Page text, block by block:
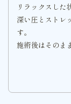
リラックスした
深い圧とストレ
す。
施術後はそのま